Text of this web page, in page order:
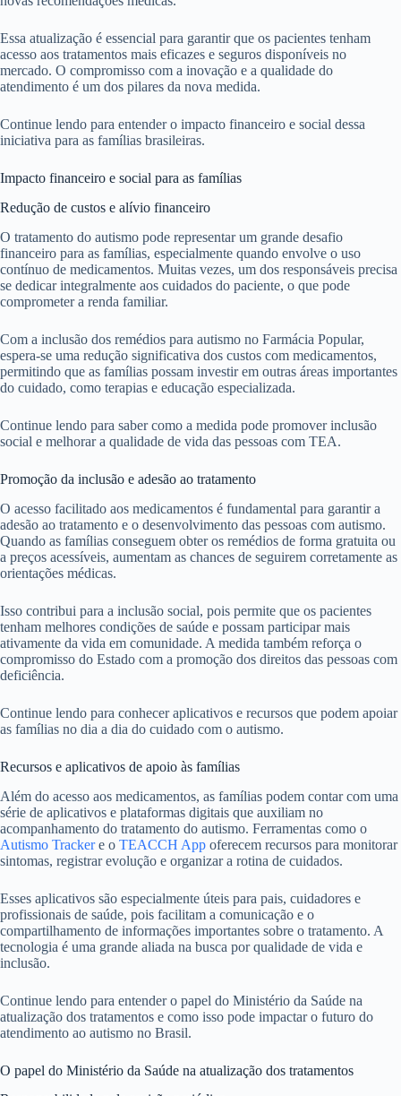
Essa atualização é essencial para garantir que os pacientes tenham
acesso aos tratamentos mais eficazes e seguros disponíveis no
mercado. O compromisso com a inovação e a qualidade do
atendimento é um dos pilares da nova medida.
Continue lendo para entender o impacto financeiro e social dessa
iniciativa para as famílias brasileiras.
Impacto financeiro e social para as famílias
Redução de custos e alívio financeiro
O tratamento do autismo pode representar um grande desafio
financeiro para as famílias, especialmente quando envolve o uso
contínuo de medicamentos. Muitas vezes, um dos responsáveis precisa
se dedicar integralmente aos cuidados do paciente, o que pode
comprometer a renda familiar.
Com a inclusão dos remédios para autismo no Farmácia Popular,
espera-se uma redução significativa dos custos com medicamentos,
permitindo que as famílias possam investir em outras áreas importantes
do cuidado, como terapias e educação especializada.
Continue lendo para saber como a medida pode promover inclusão
social e melhorar a qualidade de vida das pessoas com TEA.
Promoção da inclusão e adesão ao tratamento
O acesso facilitado aos medicamentos é fundamental para garantir a
adesão ao tratamento e o desenvolvimento das pessoas com autismo.
Quando as famílias conseguem obter os remédios de forma gratuita ou
a preços acessíveis, aumentam as chances de seguirem corretamente as
orientações médicas.
Isso contribui para a inclusão social, pois permite que os pacientes
tenham melhores condições de saúde e possam participar mais
ativamente da vida em comunidade. A medida também reforça o
compromisso do Estado com a promoção dos direitos das pessoas com
deficiência.
Continue lendo para conhecer aplicativos e recursos que podem apoiar
as famílias no dia a dia do cuidado com o autismo.
Recursos e aplicativos de apoio às famílias
Além do acesso aos medicamentos, as famílias podem contar com uma
série de aplicativos e plataformas digitais que auxiliam no
acompanhamento do tratamento do autismo. Ferramentas como o
Autismo Trackere o TEACCH App oferecem recursos para monitorar
sintomas, registrar evolução e organizar a rotina de cuidados.
Esses aplicativos são especialmente úteis para pais, cuidadores e
profissionais de saúde, pois facilitam a comunicação e o
compartilhamento de informações importantes sobre o tratamento. A
tecnologia é uma grande aliada na busca por qualidade de vida e
inclusão.
Continue lendo para entender o papel do Ministério da Saúde na
atualização dos tratamentos e como isso pode impactar o futuro do
atendimento ao autismo no Brasil.
O papel do Ministério da Saúde na atualização dos tratamentos